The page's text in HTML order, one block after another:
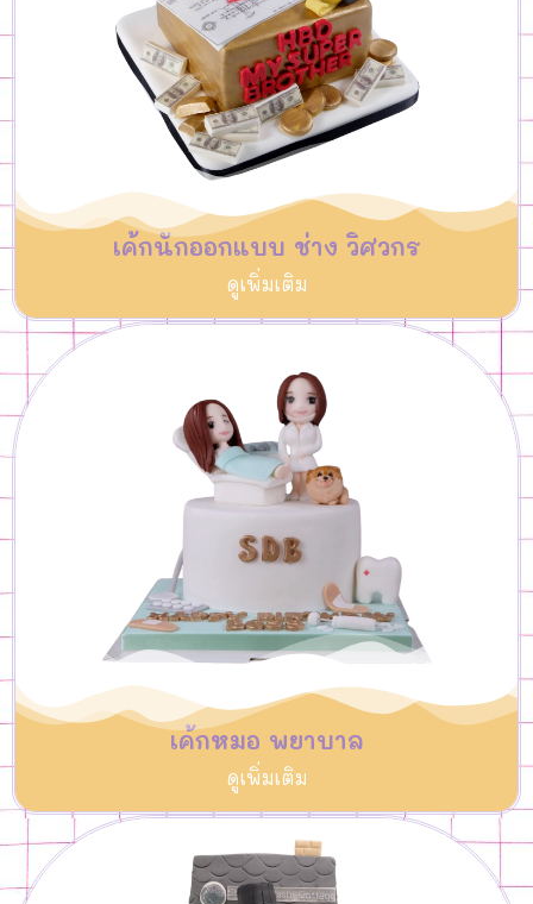
เค้กนักออกแบบ ช่าง วิศวกร
ดูเพิ่มเติม
เค้กหมอ พยาบาล
ดูเพิ่มเติม